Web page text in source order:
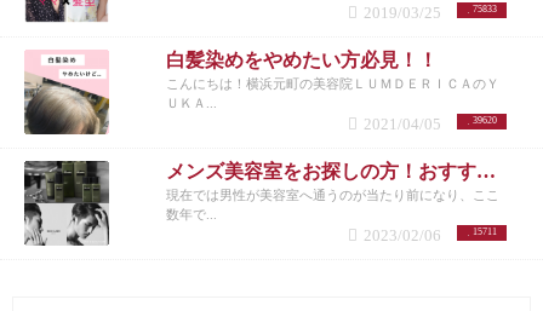
75833
2019/03/25
白髪染めをやめたい方必見！！
こんにちは！横浜元町の美容院ＬＵＭＤＥＲＩＣＡのＹ
ＵＫＡ...
39620
2021/04/05
メンズ美容室をお探しの方！おすすめメニューまとめ
現在では男性が美容室へ通うのが当たり前になり、ここ
数年で...
15711
2023/02/06